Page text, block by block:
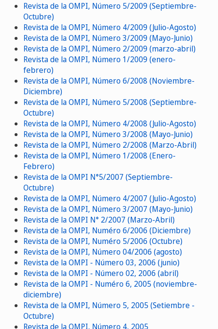
Revista de la OMPI, Número 5/2009 (Septiembre-
Octubre)
Revista de la OMPI, Número 4/2009 (Julio-Agosto)
Revista de la OMPI, Número 3/2009 (Mayo-Junio)
Revista de la OMPI, Número 2/2009 (marzo-abril)
Revista de la OMPI, Número 1/2009 (enero-
febrero)
Revista de la OMPI, Número 6/2008 (Noviembre-
Diciembre)
Revista de la OMPI, Número 5/2008 (Septiembre-
Octubre)
Revista de la OMPI, Número 4/2008 (Julio-Agosto)
Revista de la OMPI, Número 3/2008 (Mayo-Junio)
Revista de la OMPI, Número 2/2008 (Marzo-Abril)
Revista de la OMPI, Número 1/2008 (Enero-
Febrero)
Revista de la OMPI N°5/2007 (Septiembre-
Octubre)
Revista de la OMPI, Número 4/2007 (Julio-Agosto)
Revista de la OMPI, Número 3/2007 (Mayo-Junio)
Revista de la OMPI N° 2/2007 (Marzo-Abril)
Revista de la OMPI, Numéro 6/2006 (Diciembre)
Revista de la OMPI, Numéro 5/2006 (Octubre)
Revista de la OMPI, Número 04/2006 (agosto)
Revista de la OMPI - Número 03, 2006 (junio)
Revista de la OMPI - Número 02, 2006 (abril)
Revista de la OMPI - Numéro 6, 2005 (noviembre-
diciembre)
Revista de la OMPI, Número 5, 2005 (Setiembre -
Octubre)
Revista de la OMPI, Número 4, 2005